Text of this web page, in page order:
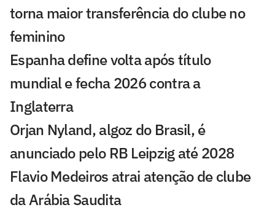
torna maior transferência do clube no
feminino
Espanha define volta após título
mundial e fecha 2026 contra a
Inglaterra
Orjan Nyland, algoz do Brasil, é
anunciado pelo RB Leipzig até 2028
Flavio Medeiros atrai atenção de clube
da Arábia Saudita